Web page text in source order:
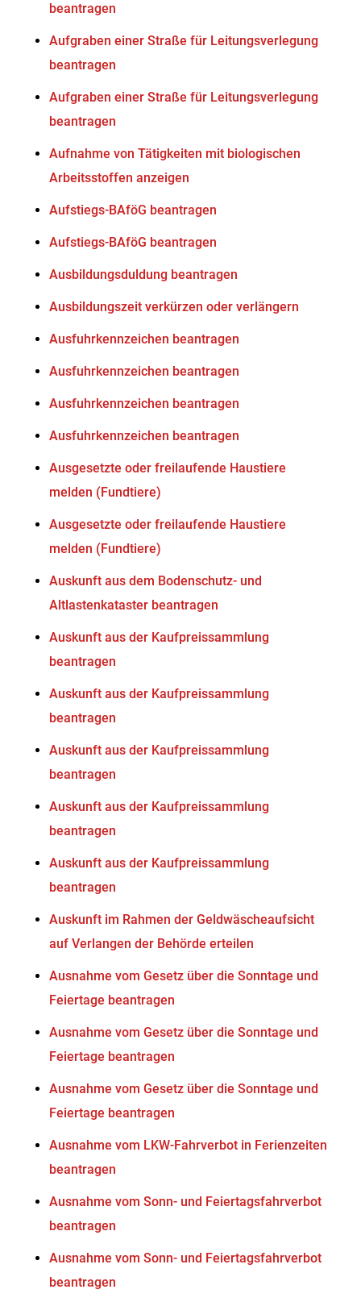
beantragen
Aufgraben einer Straße für Leitungsverlegung
beantragen
Aufgraben einer Straße für Leitungsverlegung
beantragen
Aufnahme von Tätigkeiten mit biologischen
Arbeitsstoffen anzeigen
Aufstiegs-BAföG beantragen
Aufstiegs-BAföG beantragen
Ausbildungsduldung beantragen
Ausbildungszeit verkürzen oder verlängern
Ausfuhrkennzeichen beantragen
Ausfuhrkennzeichen beantragen
Ausfuhrkennzeichen beantragen
Ausfuhrkennzeichen beantragen
Ausgesetzte oder freilaufende Haustiere
melden (Fundtiere)
Ausgesetzte oder freilaufende Haustiere
melden (Fundtiere)
Auskunft aus dem Bodenschutz- und
Altlastenkataster beantragen
Auskunft aus der Kaufpreissammlung
beantragen
Auskunft aus der Kaufpreissammlung
beantragen
Auskunft aus der Kaufpreissammlung
beantragen
Auskunft aus der Kaufpreissammlung
beantragen
Auskunft aus der Kaufpreissammlung
beantragen
Auskunft im Rahmen der Geldwäscheaufsicht
auf Verlangen der Behörde erteilen
Ausnahme vom Gesetz über die Sonntage und
Feiertage beantragen
Ausnahme vom Gesetz über die Sonntage und
Feiertage beantragen
Ausnahme vom Gesetz über die Sonntage und
Feiertage beantragen
Ausnahme vom LKW-Fahrverbot in Ferienzeiten
beantragen
Ausnahme vom Sonn- und Feiertagsfahrverbot
beantragen
Ausnahme vom Sonn- und Feiertagsfahrverbot
beantragen